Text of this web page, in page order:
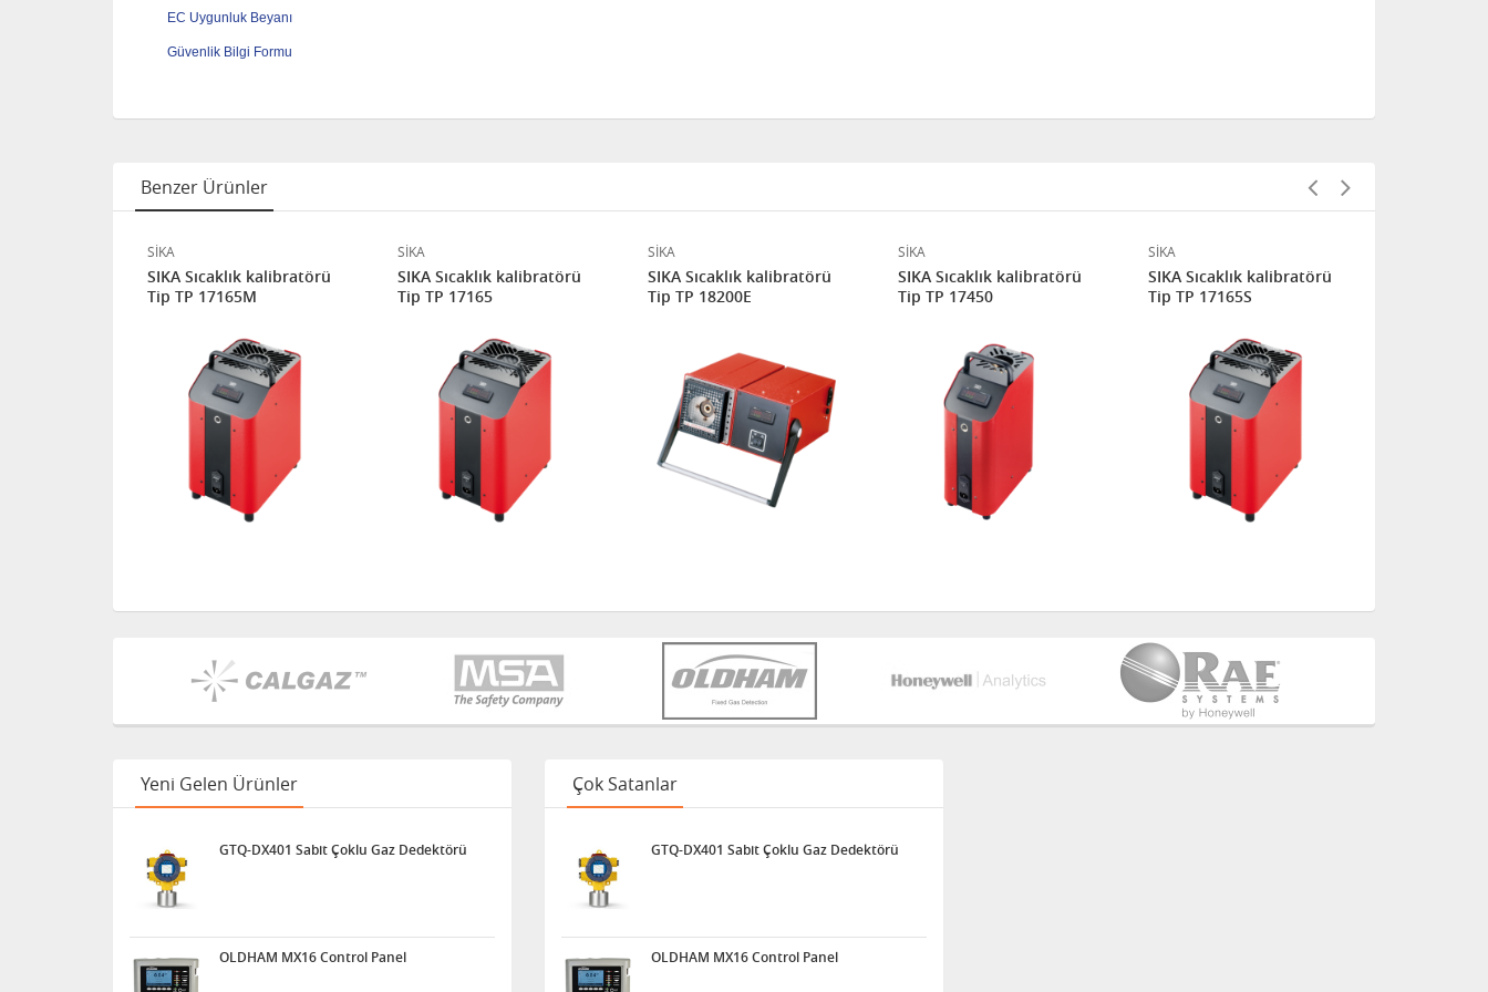
EC Uygunluk Beyanı
Güvenlik Bilgi Formu
Benzer Ürünler
SİKA
SIKA Sıcaklık kalibratörü
Tip TP 17165M
SİKA
SIKA Sıcaklık kalibratörü
Tip TP 17165
SİKA
SIKA Sıcaklık kalibratörü
Tip TP 18200E
SİKA
SIKA Sıcaklık kalibratörü
Tip TP 17450
SİKA
SIKA Sıcaklık kalibratörü
Tip TP 17165S
Yeni Gelen Ürünler
GTQ-DX401 Sabit Çoklu Gaz Dedektörü
OLDHAM MX16 Control Panel
Çok Satanlar
GTQ-DX401 Sabit Çoklu Gaz Dedektörü
OLDHAM MX16 Control Panel